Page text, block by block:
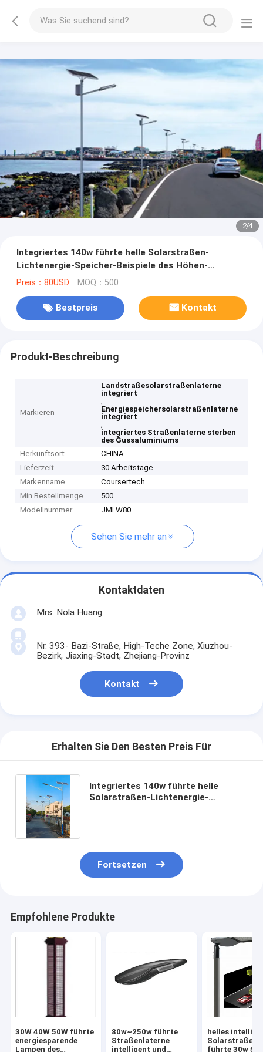
2/4
Integriertes 140w führte helle Solarstraßen-
Lichtenergie-Speicher-Beispiele des Höhen-
Lichtpfostens der Landstraßen 10m~12m
Preis：80USD MOQ：500
Bestpreis Kontakt
Produkt-Beschreibung
Markieren
Landstraßesolarstraßenlaterne
integriert
,
Energiespeichersolarstraßenlaterne
integriert
,
integriertes Straßenlaterne sterben
des Gussaluminiums
Herkunftsort
CHINA
Lieferzeit
30 Arbeitstage
Markenname
Coursertech
Min Bestellmenge
500
Modellnummer
JMLW80
Sehen Sie mehr an
Kontaktdaten
Mrs. Nola Huang
Nr. 393- Bazi-Straße, High-Teche Zone, Xiuzhou-
Bezirk, Jiaxing-Stadt, Zhejiang-Provinz
Kontakt
Erhalten Sie Den Besten Preis Für
Integriertes 140w führte helle
Solarstraßen-Lichtenergie-
Fortsetzen
Empfohlene Produkte
30W 40W 50W führte
energiesparende
Lampen des
80w~250w führte
Straßenlaterne
intelligent und
helles
führte 30w